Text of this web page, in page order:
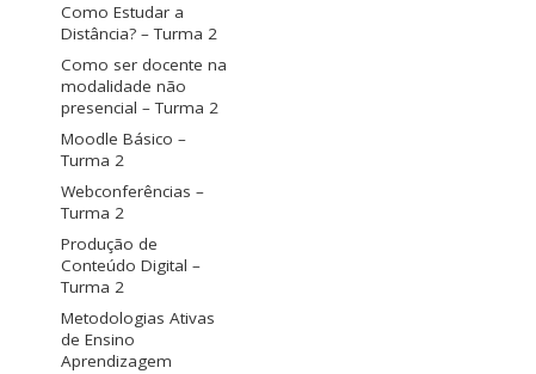
Como Estudar a
Distância? – Turma 2
Como ser docente na
modalidade não
presencial – Turma 2
Moodle Básico –
Turma 2
Webconferências –
Turma 2
Produção de
Conteúdo Digital –
Turma 2
Metodologias Ativas
de Ensino
Aprendizagem